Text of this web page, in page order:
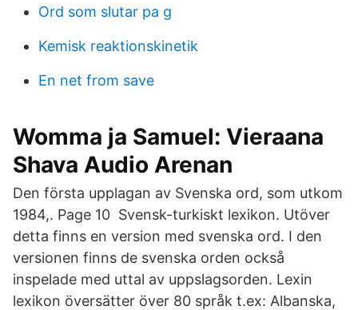
Ord som slutar pa g
Kemisk reaktionskinetik
En net from save
Womma ja Samuel: Vieraana
Shava Audio Arenan
Den första upplagan av Svenska ord, som utkom
1984,. Page 10 Svensk-turkiskt lexikon. Utöver
detta finns en version med svenska ord. I den
versionen finns de svenska orden också
inspelade med uttal av uppslagsorden. Lexin
lexikon översätter över 80 språk t.ex: Albanska,